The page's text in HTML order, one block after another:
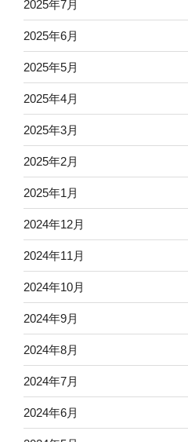
2025年7月
2025年6月
2025年5月
2025年4月
2025年3月
2025年2月
2025年1月
2024年12月
2024年11月
2024年10月
2024年9月
2024年8月
2024年7月
2024年6月